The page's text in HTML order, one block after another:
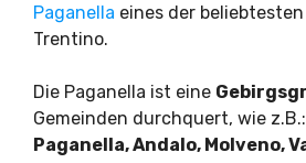
Paganella eines der
Trentino.
Die Paganella ist eine
Gemeinden durchquert, wie z.B.:
Paganella, Andalo, Molveno,